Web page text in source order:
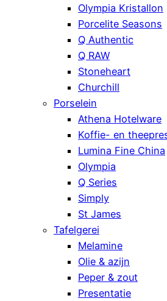
Olympia Kristallon
Porcelite Seasons
Q Authentic
Q RAW
Stoneheart
Churchill
Porselein
Athena Hotelware
Koffie- en
Lumina Fine China
Olympia
Q Series
Simply
St James
Tafelgerei
Melamine
Olie & azijn
Peper & zout
Presentatie